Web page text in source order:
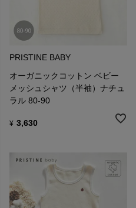
PRISTINE BABY
オーガニックコットン ベビー
メッシュシャツ（半袖）ナチュ
ラル 80-90
¥ 3,630